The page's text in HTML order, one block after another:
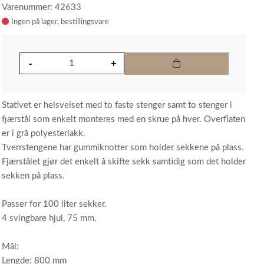
Varenummer: 42633
Ingen på lager
Stativet er helsveiset med to faste stenger samt to stenger i
fjærstål som enkelt monteres med en skrue på hver. Overflaten
er i grå polyesterlakk.
Tverrstengene har gummiknotter som holder sekkene på plass.
Fjærstålet gjør det enkelt å skifte sekk samtidig som det holder
sekken på plass.
Passer for 100 liter sekker.
4 svingbare hjul, 75 mm.
Mål:
Lengde: 800 mm